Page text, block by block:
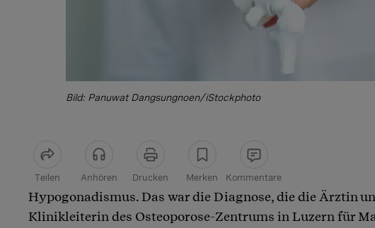
Bild: Panuwat Dangsungnoen/iStockphoto
Teilen Anhören Drucken Merken Kommentare
Artikel teilen
Hypogonadismus. Das war die Diagnose, die die Ärztin
Klinikleiterin des Osteoporose-Zentrums in Luzern für